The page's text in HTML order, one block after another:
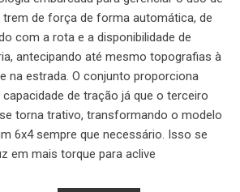
trem de força de forma automática, de
com a rota e a disponibilidade de
antecipando até mesmo topografias à
na estrada. O conjunto proporciona
de tração já que o terceiro
torna trativo, transformando o modelo
6x4 sempre que necessário. Isso se
em mais torque para aclive